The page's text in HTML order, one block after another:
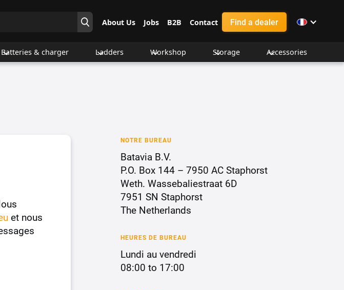
About Us Jobs B2B Contact Find a dealer
Batteries & charger Ladders Workshop Storage Accessories
et nous
NOTRE BUREAU
Batavia B.V.
P.O. Box 144 – 7950 AC Staphorst
Weth. Wassebaliestraat 6D
7951 SN Staphorst
The Netherlands
HEURES DE BUREAU
Lundi au vendredi
08:00 to 17:00